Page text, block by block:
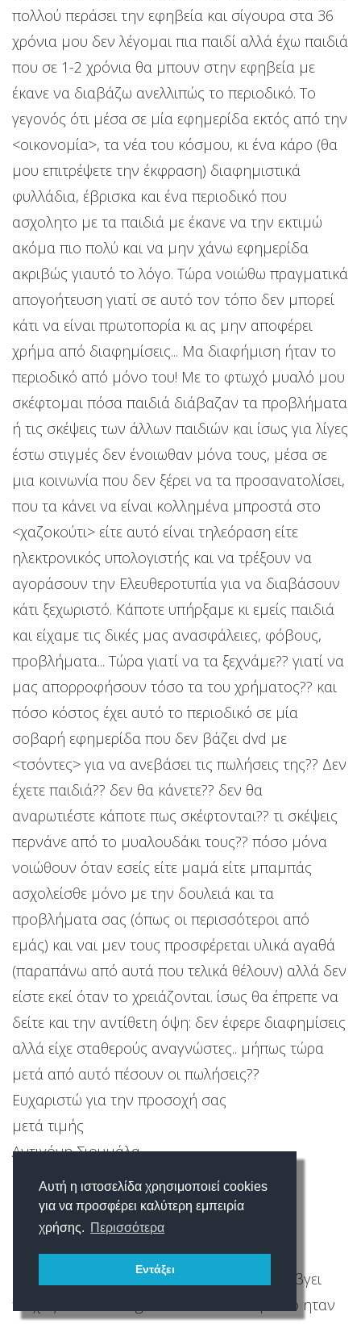
Αυτή η ιστοσελίδα χρησιμοποιεί cookies
για να προσφέρει καλύτερη εμπειρία
χρήσης. Περισσότερα
Εντάξει
πολλού περάσει την εφηβεία και σίγουρα στα 36
χρόνια μου δεν λέγομαι πια παιδί αλλά έχω παιδιά
που σε 1-2 χρόνια θα μπουν στην εφηβεία με
έκανε να διαβάζω ανελλιπώς το περιοδικό. Το
γεγονός ότι μέσα σε μία εφημερίδα εκτός από την
<οικονομία>, τα νέα του κόσμου, κι ένα κάρο (θα
μου επιτρέψετε την έκφραση) διαφημιστικά
φυλλάδια, έβρισκα και ένα περιοδικό που
ασχολητο με τα παιδιά με έκανε να την εκτιμώ
ακόμα πιο πολύ και να μην χάνω εφημερίδα
ακριβώς γιαυτό το λόγο. Τώρα νοιώθω πραγματικά
απογοήτευση γιατί σε αυτό τον τόπο δεν μπορεί
κάτι να είναι πρωτοπορία κι ας μην αποφέρει
χρήμα από διαφημίσεις... Μα διαφήμιση ήταν το
περιοδικό από μόνο του! Με το φτωχό μυαλό μου
σκέφτομαι πόσα παιδιά διάβαζαν τα προβλήματα
ή τις σκέψεις των άλλων παιδιών και ίσως για λίγες
έστω στιγμές δεν ένοιωθαν μόνα τους, μέσα σε
μια κοινωνία που δεν ξέρει να τα προσανατολίσει,
που τα κάνει να είναι κολλημένα μπροστά στο
<χαζοκούτι> είτε αυτό είναι τηλεόραση είτε
ηλεκτρονικός υπολογιστής και να τρέξουν να
αγοράσουν την Ελευθεροτυπία για να διαβάσουν
κάτι ξεχωριστό. Κάποτε υπήρξαμε κι εμείς παιδιά
και είχαμε τις δικές μας ανασφάλειες, φόβους,
προβλήματα... Τώρα γιατί να τα ξεχνάμε?? γιατί να
μας απορροφήσουν τόσο τα του χρήματος?? και
πόσο κόστος έχει αυτό το περιοδικό σε μία
σοβαρή εφημερίδα που δεν βάζει dvd με
<τσόντες> για να ανεβάσει τις πωλήσεις της?? Δεν
έχετε παιδιά?? δεν θα κάνετε?? δεν θα
αναρωτιέστε κάποτε πως σκέφτονται?? τι σκέψεις
περνάνε από το μυαλουδάκι τους?? πόσο μόνα
νοιώθουν όταν εσείς είτε μαμά είτε μπαμπάς
ασχολείσθε μόνο με την δουλειά και τα
προβλήματα σας (όπως οι περισσότεροι από
εμάς) και ναι μεν τους προσφέρεται υλικά αγαθά
(παραπάνω από αυτά που τελικά θέλουν) αλλά δεν
είστε εκεί όταν το χρειάζονται. ίσως θα έπρεπε να
δείτε και την αντίθετη όψη: δεν έφερε διαφημίσεις
αλλά είχε σταθερούς αναγνώστες.. μήπως τώρα
μετά από αυτό πέσουν οι πωλήσεις??
Ευχαριστώ για την προσοχή σας
μετά τιμής
Αντιγόνη Σιουμάλα
Γεια σας!!!!!!!!!! και τι θα γινει???????? θα ξαναβγει
τευχος τον schooligans????????????? ή αυτο ηταν